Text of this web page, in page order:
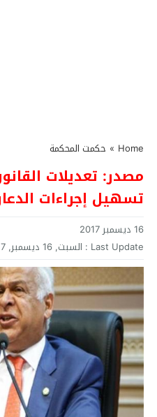
Home
» حكمت المحكمة
مصدر: تعديلات
تسهيل إجراءات
16 ديسمبر 2017
Last Update : السبت, 16 ديسمبر, 2017 - 10:29 مساءً